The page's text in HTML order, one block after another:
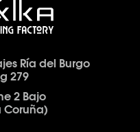
Ría del Burgo
279
2 Bajo
Coruña)